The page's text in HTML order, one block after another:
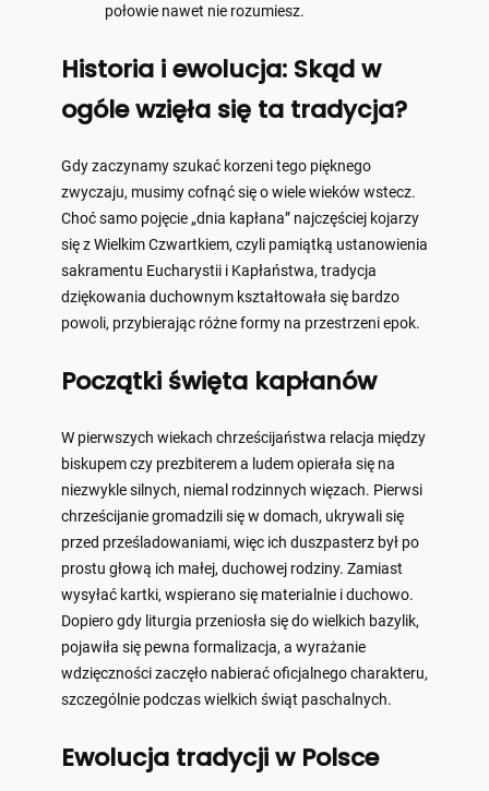
połowie nawet nie rozumiesz.
Historia i ewolucja: Skąd w
ogóle wzięła się ta tradycja?
Gdy zaczynamy szukać korzeni tego pięknego
zwyczaju, musimy cofnąć się o wiele wieków wstecz.
Choć samo pojęcie „dnia kapłana” najczęściej kojarzy
się z Wielkim Czwartkiem, czyli pamiątką ustanowienia
sakramentu Eucharystii i Kapłaństwa, tradycja
dziękowania duchownym kształtowała się bardzo
powoli, przybierając różne formy na przestrzeni epok.
Początki święta kapłanów
W pierwszych wiekach chrześcijaństwa relacja między
biskupem czy prezbiterem a ludem opierała się na
niezwykle silnych, niemal rodzinnych więzach. Pierwsi
chrześcijanie gromadzili się w domach, ukrywali się
przed prześladowaniami, więc ich duszpasterz był po
prostu głową ich małej, duchowej rodziny. Zamiast
wysyłać kartki, wspierano się materialnie i duchowo.
Dopiero gdy liturgia przeniosła się do wielkich bazylik,
pojawiła się pewna formalizacja, a wyrażanie
wdzięczności zaczęło nabierać oficjalnego charakteru,
szczególnie podczas wielkich świąt paschalnych.
Ewolucja tradycji w Polsce